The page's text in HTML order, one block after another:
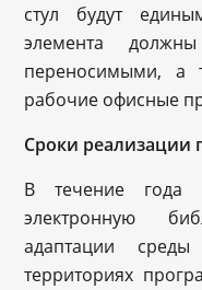
стул будут
элемента
переносимыми, а
рабочие офисные
Сроки реализации
В течение года
электронную
адаптации
территориях